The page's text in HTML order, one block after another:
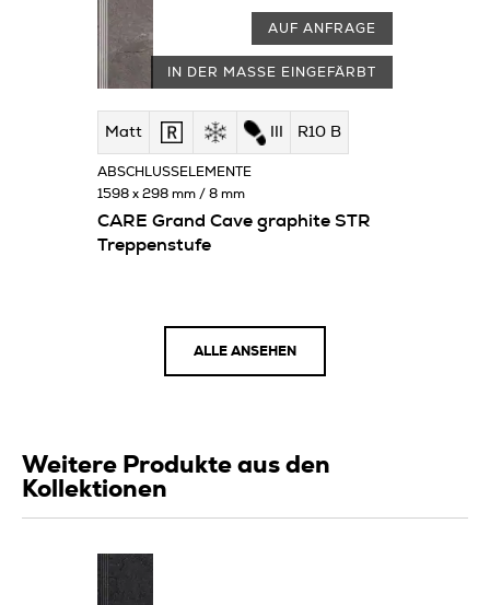
AUF ANFRAGE
IN DER MASSE EINGEFÄRBT
Matt R10 B
CARE Grand Cave graphite STR
Treppenstufe
ABSCHLUSSELEMENTE
1598 x 298 mm / 8 mm
ALLE ANSEHEN
Weitere Produkte aus den
Kollektionen